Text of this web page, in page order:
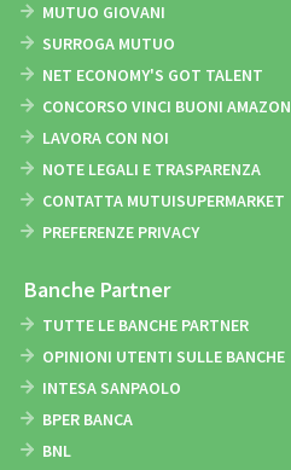
MUTUO GIOVANI
SURROGA MUTUO
NET ECONOMY'S GOT TALENT
CONCORSO VINCI BUONI AMAZON
LAVORA CON NOI
NOTE LEGALI E TRASPARENZA
CONTATTA MUTUISUPERMARKET
PREFERENZE PRIVACY
Banche Partner
TUTTE LE BANCHE PARTNER
OPINIONI UTENTI SULLE BANCHE
INTESA SANPAOLO
BPER BANCA
BNL